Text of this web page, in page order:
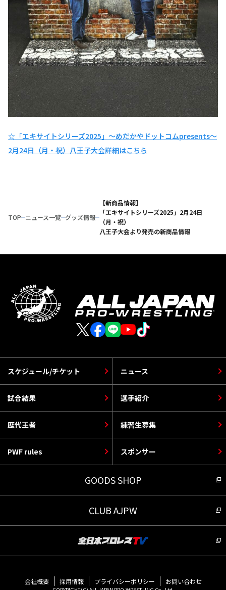
☆「エキサイトシリーズ2025」～めだかやドットコムpresents～
2月24日（月・祝）八王子大会詳細はこちら
TOP ニュース一覧 グッズ情報
【新商品情報】
「エキサイトシリーズ2025」2月24日
（月・祝）
八王子大会より発売の新商品情報
スケジュール/チケット
選手紹介
PWF rules
ニュース
歴代王者
スポンサー
試合結果
練習生募集
GOODS SHOP
CLUB AJPW
会社概要 採用情報 プライバシーポリシー お問い合わせ